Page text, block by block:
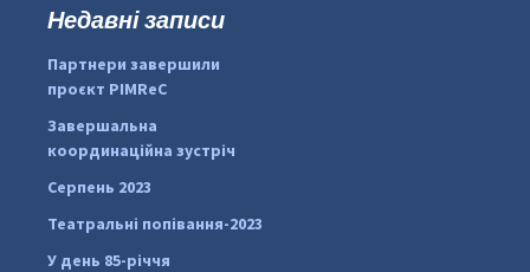
:Недавні записи
Партнери завершили
проєкт PIMReC
Завершальна
координаційна зустріч
Серпень 2023
Театральні попівання-2023
У день 85-річчя